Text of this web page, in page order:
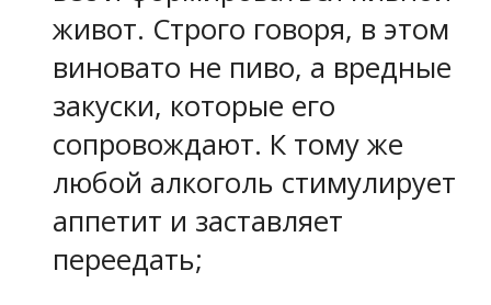
живот. Строго говоря, в этом
виновато не пиво, а вредные
закуски, которые его
сопровождают. К тому же
любой алкоголь стимулирует
аппетит и заставляет
переедать;